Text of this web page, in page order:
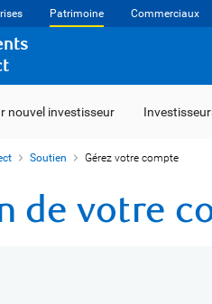
Patrimoine Commerciaux
nouvel investisseur
Soutien Gérez votre compte
de votre